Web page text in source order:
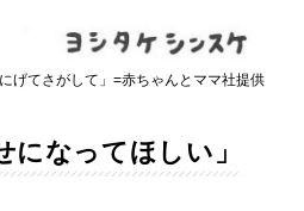
げてさがして」=赤ちゃんとママ社提供
になってほしい」